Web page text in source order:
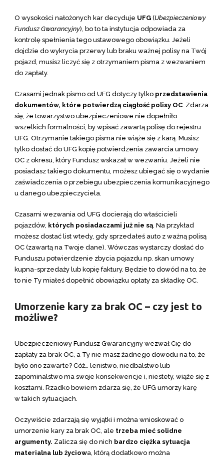
O wysokości nałożonych kar decyduje UFG (Ubezpieczeniowy
Fundusz Gwarancyjny), bo to ta instytucja odpowiada za
kontrolę spełnienia tego ustawowego obowiązku. Jeżeli
dojdzie do wykrycia przerwy lub braku ważnej polisy na Twój
pojazd, musisz liczyć się z otrzymaniem pisma z wezwaniem
do zapłaty.
Czasami jednak pismo od UFG dotyczy tylko przedstawienia
dokumentów, które potwierdzą ciągłość polisy OC. Zdarza
się, że towarzystwo ubezpieczeniowe nie dopełniło
wszelkich formalności, by wpisać zawartą polisę do rejestru
UFG. Otrzymanie takiego pisma nie wiąże się z karą. Musisz
tylko dosłać do UFG kopię potwierdzenia zawarcia umowy
OC z okresu, który Fundusz wskazał w wezwaniu. Jeżeli nie
posiadasz takiego dokumentu, możesz ubiegać się o wydanie
zaświadczenia o przebiegu ubezpieczenia komunikacyjnego
u danego ubezpieczyciela.
Czasami wezwania od UFG docierają do właścicieli
pojazdów, których posiadaczami już nie są. Na przykład
możesz dostać list wtedy, gdy sprzedałeś auto z ważną polisą
OC (zawartą na Twoje dane). Wówczas wystarczy dosłać do
Funduszu potwierdzenie zbycia pojazdu np. skan umowy
kupna-sprzedaży lub kopię faktury. Będzie to dowód na to, że
to nie Ty miałeś dopełnić obowiązku opłaty za składkę OC.
Umorzenie kary za brak OC – czy jest to
możliwe?
Ubezpieczeniowy Fundusz Gwarancyjny wezwał Cię do
zapłaty za brak OC, a Ty nie masz żadnego dowodu na to, że
było ono zawarte? Cóż… lenistwo, niedbalstwo lub
zapominalstwo ma swoje konsekwencje i, niestety, wiąże się z
kosztami. Rzadko bowiem zdarza się, że UFG umorzy karę
w takich sytuacjach.
Oczywiście zdarzają się wyjątki i można wnioskować o
umorzenie kary za brak OC, ale trzeba mieć solidne
argumenty. Zalicza się do nich bardzo ciężka sytuacja
materialna lub życiowa, którą dodatkowo można